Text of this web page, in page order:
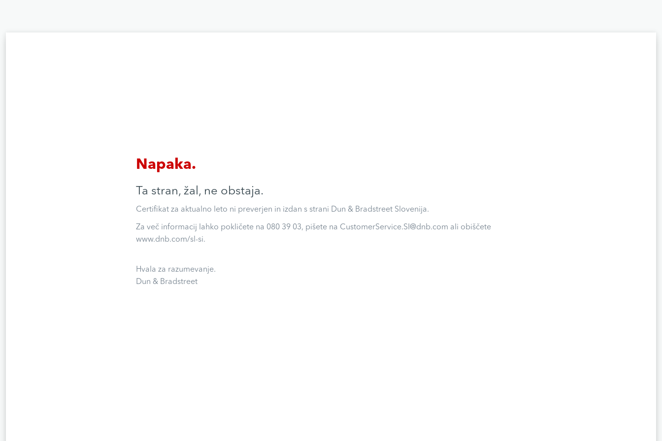
Napaka.
Ta stran, žal, ne obstaja.
Certifikat za aktualno leto ni preverjen in izdan s strani Dun & Bradstreet Slovenija.
Za več informacij lahko pokličete na 080 39 03, pišete na CustomerService.SI@dnb.com ali obiščete
www.dnb.com/sl-si.
Hvala za razumevanje.
Dun & Bradstreet